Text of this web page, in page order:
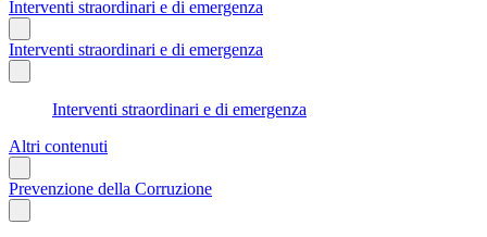
Interventi straordinari e di emergenza
Interventi straordinari e di emergenza
Interventi straordinari e di emergenza
Altri contenuti
Prevenzione della Corruzione